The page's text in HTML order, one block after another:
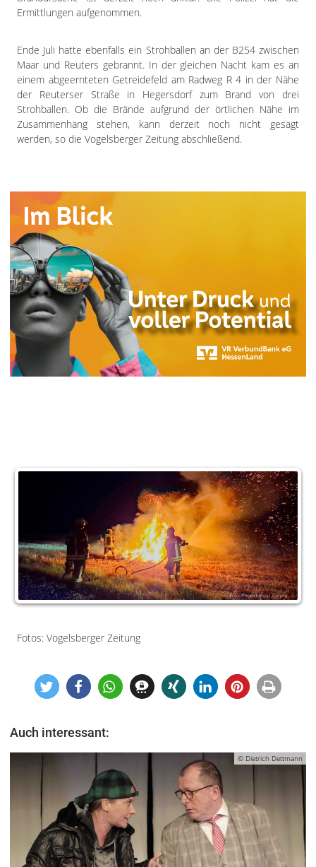
Ermittlungen aufgenommen.
Ende Juli hatte ebenfalls ein Strohballen an der B254 zwischen
Maar und Reuters gebrannt. In der gleichen Nacht kam es an
einem abgeernteten Getreidefeld am Radweg R 4 in der Nähe
der Reuterser Straße in Hegersdorf zum Brand von drei
Strohballen. Ob die Brände aufgrund der örtlichen Nähe im
Zusammenhang stehen, kann derzeit noch nicht gesagt
werden, so die Vogelsberger Zeitung abschließend.
Fotos: Vogelsberger Zeitung
Auch interessant:
© Dietrich Dettmann